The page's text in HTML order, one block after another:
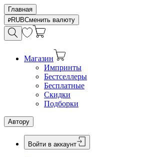
Главная
RUBСменить валюту
Магазин
Импринты
Бестселлеры
Бесплатные
Скидки
Подборки
Автору
Войти в аккаунт